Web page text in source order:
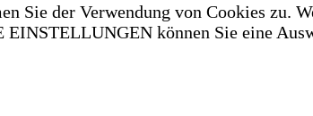
Sie der Verwendung von Cookies zu.
können Sie eine